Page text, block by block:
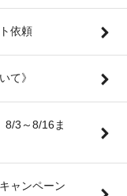
依頼
て》
8/3～8/16ま
ャンペーン